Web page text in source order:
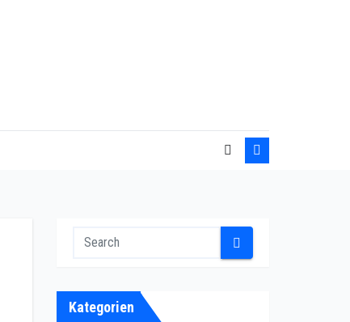
Kategorien